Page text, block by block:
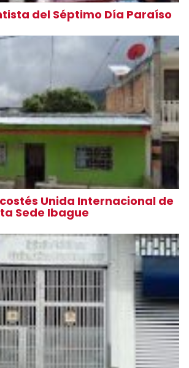
del Séptimo Día Paraíso
Unida Internacional de
Sede Ibague